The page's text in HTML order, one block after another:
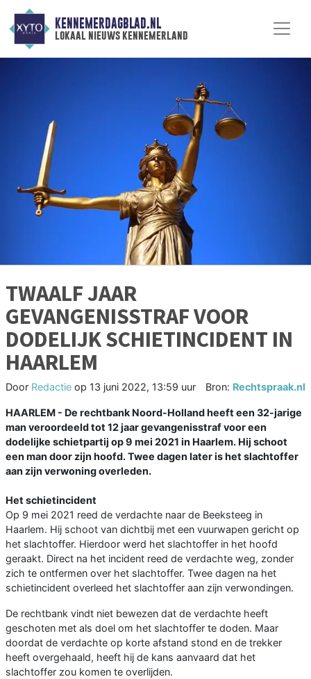
KENNEMERDAGBLAD.NL
lokaal nieuws kennemerland
TWAALF JAAR
GEVANGENISSTRAF VOOR
DODELIJK SCHIETINCIDENT IN
HAARLEM
Door Redactie op 13 juni 2022, 13:59 uur Bron: Rechtspraak.nl
HAARLEM - De rechtbank Noord-Holland heeft een 32-jarige
man veroordeeld tot 12 jaar gevangenisstraf voor een
dodelijke schietpartij op 9 mei 2021 in Haarlem. Hij schoot
een man door zijn hoofd. Twee dagen later is het slachtoffer
aan zijn verwoning overleden.
Het schietincident
Op 9 mei 2021 reed de verdachte naar de Beeksteeg in
Haarlem. Hij schoot van dichtbij met een vuurwapen gericht op
het slachtoffer. Hierdoor werd het slachtoffer in het hoofd
geraakt. Direct na het incident reed de verdachte weg, zonder
zich te ontfermen over het slachtoffer. Twee dagen na het
schietincident overleed het slachtoffer aan zijn verwondingen.
De rechtbank vindt niet bewezen dat de verdachte heeft
geschoten met als doel om het slachtoffer te doden. Maar
doordat de verdachte op korte afstand stond en de trekker
heeft overgehaald, heeft hij de kans aanvaard dat het
slachtoffer zou komen te overlijden.